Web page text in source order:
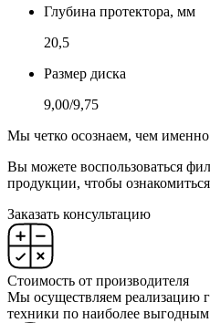
Глубина протектора, мм
20,5
Размер диска
9,00/9,75
Мы четко осознаем, чем
Вы можете воспользоваться
продукции, чтобы
Заказать консультацию
Стоимость от производителя
Мы осуществляем реализацию
техники по наиболее